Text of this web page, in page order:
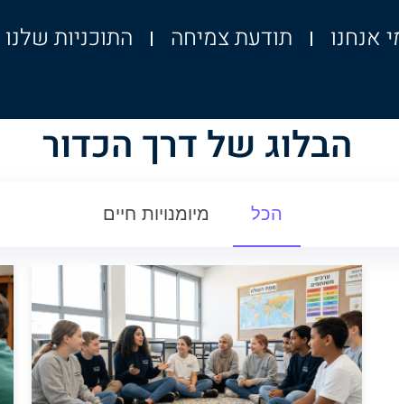
אנחנו תודעת צמיחה התוכניות שלנו
הבלוג של דרך הכדור
הכל מיומנויות חיים